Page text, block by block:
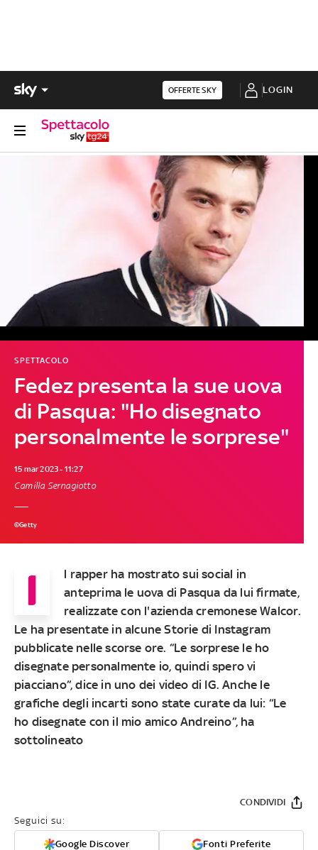
OFFERTE SKY LOGIN
Fedez presenta la sue uova
di Pasqua: "Ho disegnato
personalmente le sorprese"
SPETTACOLO
15 mar 2023 - 11:27
Camilla Sernagiotto
©Getty
I
l rapper ha mostrato sui social in
anteprima le uova di Pasqua da lui firmate,
realizzate con l'azienda cremonese Walcor.
Le ha presentate in alcune Storie di Instagram
pubblicate nelle scorse ore. “Le sorprese le ho
disegnate personalmente io, quindi spero vi
piacciano”, dice in uno dei video di IG. Anche le
grafiche degli incarti sono state curate da lui: “Le
ho disegnate con il mio amico Andreino”, ha
sottolineato
Seguici su:
Google Discover Fonti Preferite
CONDIVIDI